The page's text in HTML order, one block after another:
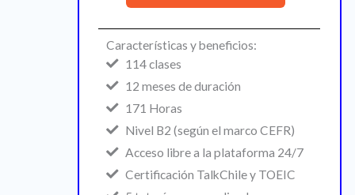
Características y beneficios:
114 clases
12 meses de duración
171 Horas
Nivel B2 (según el marco CEFR)
Acceso libre a la plataforma 24/7
Certificación TalkChile y TOEIC